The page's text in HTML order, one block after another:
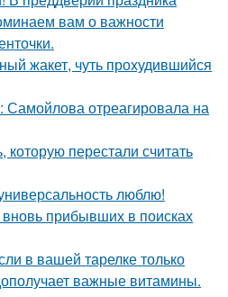
вам о важности
жакет, чуть прохудившийся
отреагировала на
перестали считать
люблю!
прибывших в поисках
в вашей тарелке только
важные витамины.